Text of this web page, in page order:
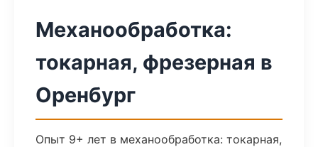
Механообработка:
токарная, фрезерная в
Оренбург
Опыт 9+ лет в механообработка: токарная,